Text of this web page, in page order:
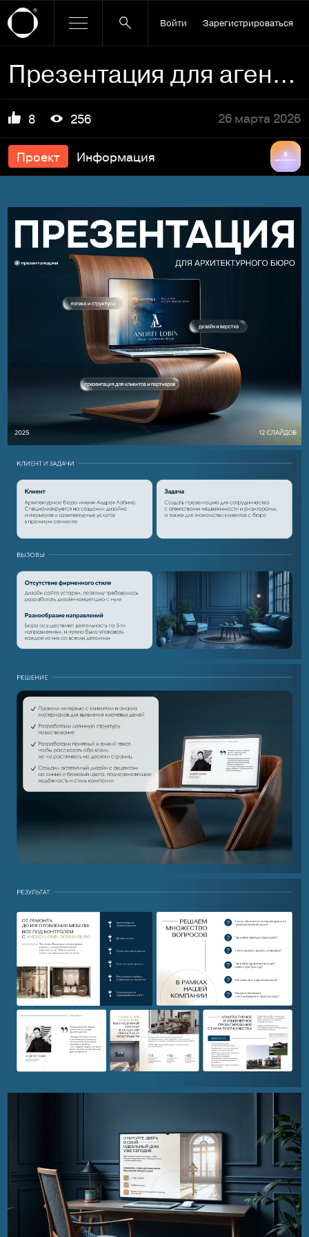
Войти Зарегистрироваться
Презентация для агентства по дизайну интерьеров
8 256 26 марта 2026
Проект Информация